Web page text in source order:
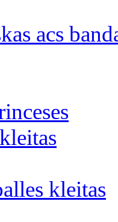
acs
kleitas